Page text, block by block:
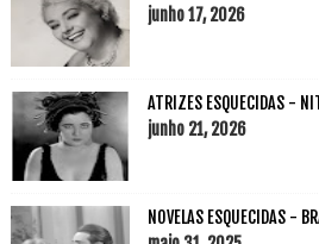
junho 17, 2026
ATRIZES ESQUECIDAS -
junho 21, 2026
NOVELAS ESQUECIDAS -